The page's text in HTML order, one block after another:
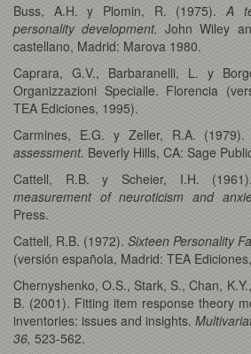
Buss, A.H. y Plomin, R. (1975). A
personality development. John Wiley
castellano, Madrid: Marova 1980.
Caprara, G.V., Barbaranelli, L. y
Organizzazioni Specialle. Florencia
TEA Ediciones, 1995).
Carmines, E.G. y Zeller, R.A. (1979).
assessment. Beverly Hills, CA: Sage
Cattell, R.B. y Scheier, I.H.
measurement of neuroticism and
Press.
Cattell, R.B. (1972). Sixteen Personality
(versión española, Madrid: TEA
Chernyshenko, O.S., Stark, S., Chan,
B. (2001). Fitting item response theory
inventories: issues and insights.
36, 523-562.